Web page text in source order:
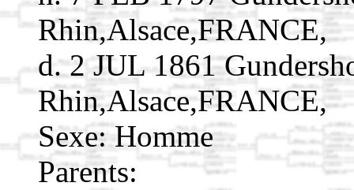
Rhin,Alsace,FRANCE,
d. 2 JUL 1861
Rhin,Alsace,FRANCE,
Sexe: Homme
Parents: